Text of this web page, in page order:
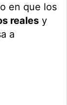
en que los
reales y
a